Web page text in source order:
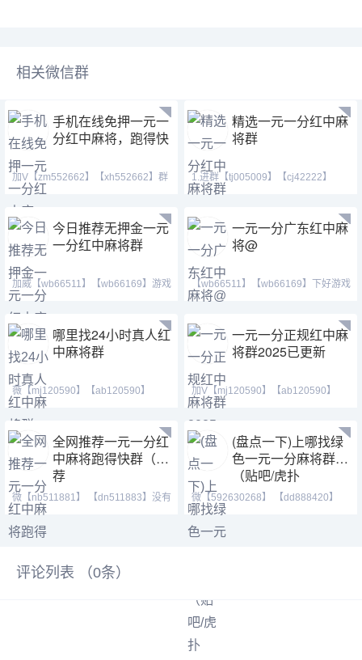
相关微信群
手机在线免押一元一
分红中麻将，跑得快
加V【zm552662】【xh552662】群
主QQ:1438079643,红中
精选一元一分红中麻
将群
1.进群【tj005009】【cj42222】
【tj182222】QQ(37114
今日推荐无押金一元
一分红中麻将群
加威【wb66511】【wb66169】游戏
类型：单挑，多人，亲友圈模
一元一分广东红中麻
将@
【wb66511】【wb66169】下好游戏
我拉你进麻将群，爆炸码
哪里找24小时真人红
中麻将群
薇【mj120590】【ab120590】
【mj191717】，最火热的跑得
一元一分正规红中麻
将群2025已更新
加V【mj120590】【ab120590】
【mj191717】加不上微信
全网推荐一元一分红
中麻将跑得快群（推
荐
微【nb511881】 【dn511883】没有
三缺一的无奈，手机上
(盘点一下)上哪找绿
色一元一分麻将群
（贴吧/虎扑
微【592630268】 【dd888420】
【jk881883】红中麻将
评论列表 （0条）